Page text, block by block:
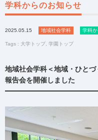
学科からのお知らせ
2025.05.15 地域社会学科 学科
Tags : 大学トップ 学園トップ
地域社会学科＜地域・ひと
報告会を開催しました